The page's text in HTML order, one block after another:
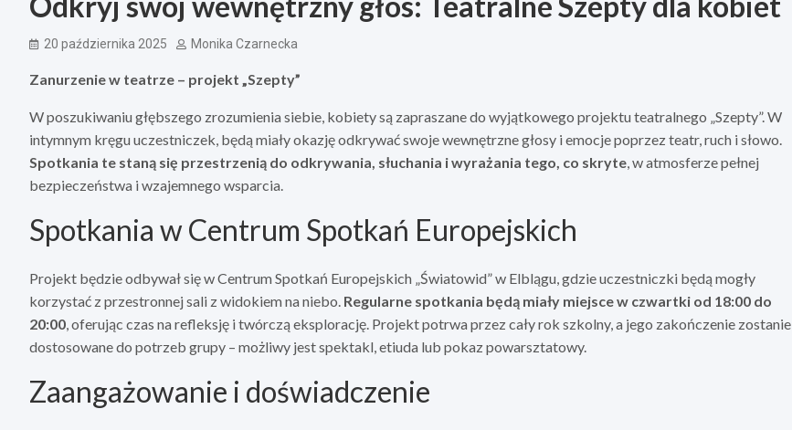
20 października 2025 Monika Czarnecka
Zanurzenie w teatrze – projekt „Szepty”
W poszukiwaniu głębszego zrozumienia siebie, kobiety są zapraszane do wyjątkowego projektu teatralnego „Szepty”. W
intymnym kręgu uczestniczek, będą miały okazję odkrywać swoje wewnętrzne głosy i emocje poprzez teatr, ruch i słowo.
Spotkania te staną się przestrzenią do odkrywania, słuchania i wyrażania tego, co skryte, w atmosferze pełnej
bezpieczeństwa i wzajemnego wsparcia.
Spotkania w Centrum Spotkań Europejskich
Projekt będzie odbywał się w Centrum Spotkań Europejskich „Światowid” w Elblągu, gdzie uczestniczki będą mogły
korzystać z przestronnej sali z widokiem na niebo. Regularne spotkania będą miały miejsce w czwartki od 18:00 do
20:00, oferując czas na refleksję i twórczą eksplorację. Projekt potrwa przez cały rok szkolny, a jego zakończenie zostanie
dostosowane do potrzeb grupy – możliwy jest spektakl, etiuda lub pokaz powarsztatowy.
Zaangażowanie i doświadczenie